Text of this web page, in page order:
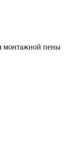
монтажной пены